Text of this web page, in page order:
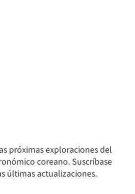
próximas exploraciones del
coreano. Suscríbase
últimas actualizaciones.